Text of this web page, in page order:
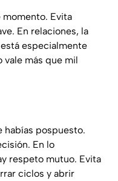
Evita
En relaciones, la
especialmente
más que mil
habías pospuesto.
En lo
respeto mutuo. Evita
ciclos y abrir